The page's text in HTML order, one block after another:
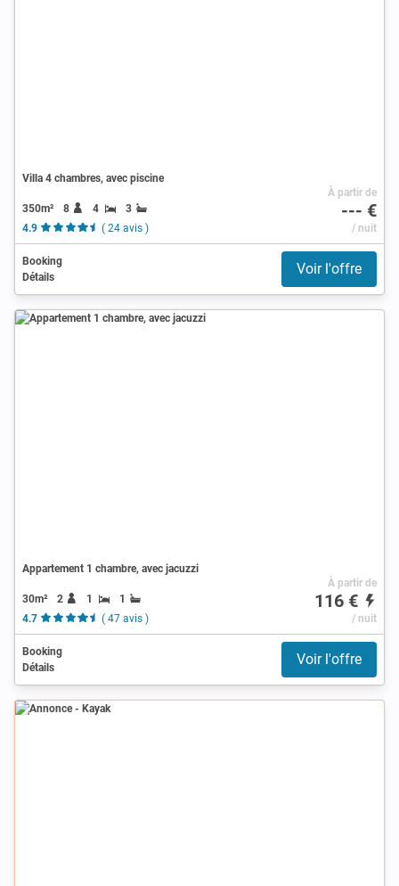
Villa 4 chambres, avec piscine
350m² 8 4
3
4.9
( 24 avis )
À partir de
--- €
/ nuit
Booking
Détails
Voir l'offre
Appartement 1 chambre, avec jacuzzi
30m² 2 1
1
4.7
( 47 avis )
À partir de
116 €
/ nuit
Booking
Détails
Voir l'offre
Annonce